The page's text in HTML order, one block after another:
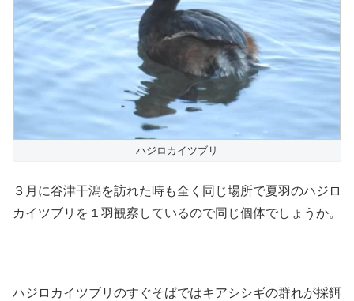
ハジロカイツブリ
３月に谷津干潟を訪れた時も全く同じ場所で夏羽のハジロ
カイツブリを１羽観察しているので同じ個体でしょうか。
ハジロカイツブリのすぐそばではキアシシギの群れが採餌